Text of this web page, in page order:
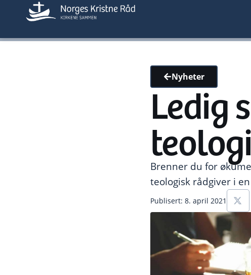
Nyheter
Ledig
Brenner du for
teologisk rådgiver i
Publisert: 8. april 2021